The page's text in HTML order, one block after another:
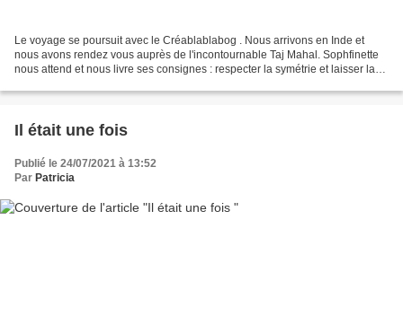
Le voyage se poursuit avec le Créablablabog . Nous arrivons en Inde et
nous avons rendez vous auprès de l'incontournable Taj Mahal. Sophfinette
nous attend et nous livre ses consignes : respecter la symétrie et laisser la
Il était une fois
Publié le 24/07/2021 à 13:52
Par Patricia